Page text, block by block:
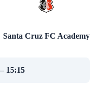
Santa Cruz FC Academy
15:15